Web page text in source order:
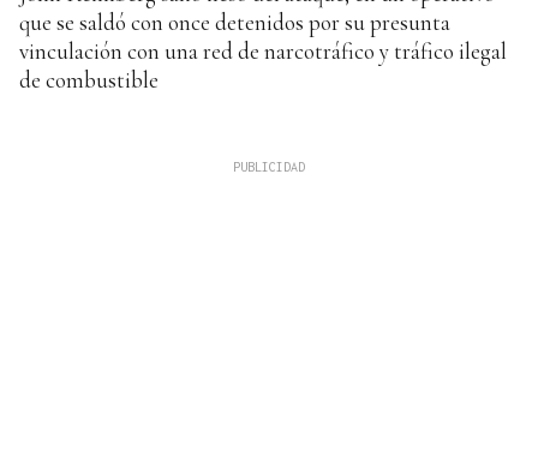
que se saldó con once detenidos por su presunta
vinculación con una red de narcotráfico y tráfico ilegal
de combustible